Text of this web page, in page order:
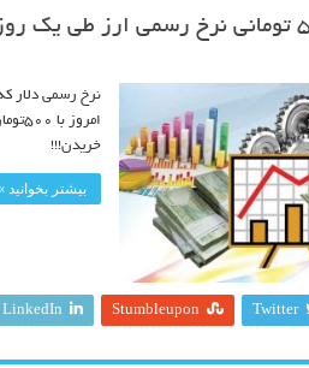
خریدن!!!
بیشتر بخوانید
Twitter
Stumbleupon
LinkedIn